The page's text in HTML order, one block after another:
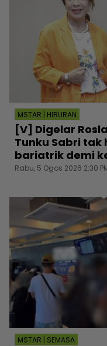
MSTAR | HIBURAN
[V] Digelar
Tunku Sabri
bariatrik demi
Rabu, 5 Ogos 2026 2:30
MSTAR | SEMASA